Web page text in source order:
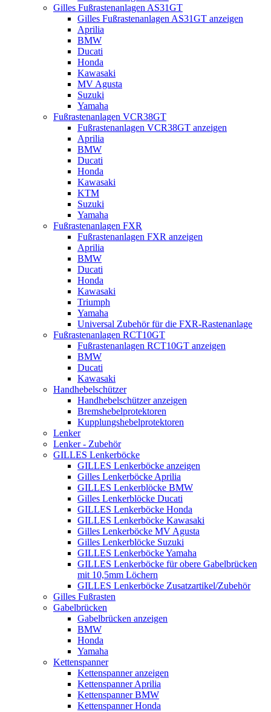
Gilles Fußrastenanlagen AS31GT
Gilles Fußrastenanlagen AS31GT anzeigen
Aprilia
BMW
Ducati
Honda
Kawasaki
MV Agusta
Suzuki
Yamaha
Fußrastenanlagen VCR38GT
Fußrastenanlagen VCR38GT anzeigen
Aprilia
BMW
Ducati
Honda
Kawasaki
KTM
Suzuki
Yamaha
Fußrastenanlagen FXR
Fußrastenanlagen FXR anzeigen
Aprilia
BMW
Ducati
Honda
Kawasaki
Triumph
Yamaha
Universal Zubehör für die FXR-Rastenanlage
Fußrastenanlagen RCT10GT
Fußrastenanlagen RCT10GT anzeigen
BMW
Ducati
Kawasaki
Handhebelschützer
Handhebelschützer anzeigen
Bremshebelprotektoren
Kupplungshebelprotektoren
Lenker
Lenker - Zubehör
GILLES Lenkerböcke
GILLES Lenkerböcke anzeigen
Gilles Lenkerböcke Aprilia
GILLES Lenkerblöcke BMW
Gilles Lenkerblöcke Ducati
GILLES Lenkerböcke Honda
GILLES Lenkerböcke Kawasaki
Gilles Lenkerböcke MV Agusta
Gilles Lenkerblöcke Suzuki
GILLES Lenkerböcke Yamaha
GILLES Lenkerböcke für obere Gabelbrücken
mit 10,5mm Löchern
GILLES Lenkerböcke Zusatzartikel/Zubehör
Gilles Fußrasten
Gabelbrücken
Gabelbrücken anzeigen
BMW
Honda
Yamaha
Kettenspanner
Kettenspanner anzeigen
Kettenspanner Aprilia
Kettenspanner BMW
Kettenspanner Honda